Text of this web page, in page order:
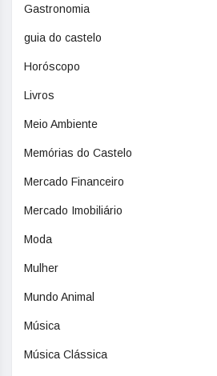
Gastronomia
guia do castelo
Horóscopo
Livros
Meio Ambiente
Memórias do Castelo
Mercado Financeiro
Mercado Imobiliário
Moda
Mulher
Mundo Animal
Música
Música Clássica